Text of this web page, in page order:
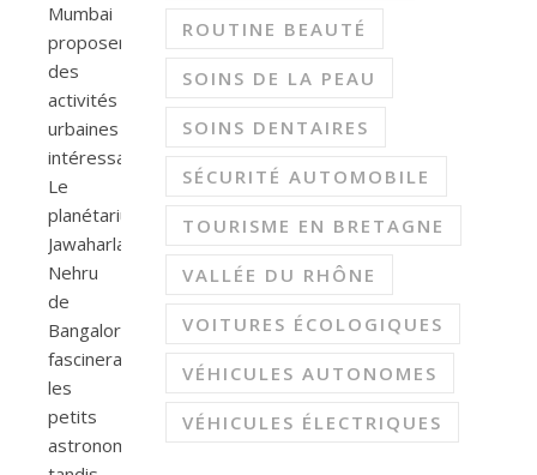
Mumbai
proposent
des
activités
urbaines
intéressantes.
Le
planétarium
Jawaharlal
Nehru
de
Bangalore
fascinera
les
petits
astronome,
ROUTINE BEAUTÉ
SOINS DE LA PEAU
SOINS DENTAIRES
SÉCURITÉ AUTOMOBILE
TOURISME EN BRETAGNE
VALLÉE DU RHÔNE
VOITURES ÉCOLOGIQUES
VÉHICULES AUTONOMES
VÉHICULES ÉLECTRIQUES